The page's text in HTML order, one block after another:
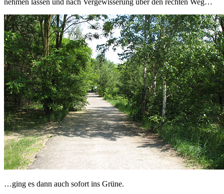
nehmen lassen und nach Vergewisserung über den rechten Weg…
…ging es dann auch sofort ins Grüne.